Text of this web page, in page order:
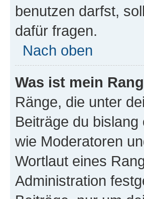
benutzen darfst,
dafür fragen.
Nach oben
Was ist mein
Ränge, die unter
Beiträge du
wie Moderatoren
Wortlaut eines
Administration